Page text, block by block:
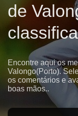
de
Encontre aqui os
Valongo(Porto).
os comentários e
boas mãos..